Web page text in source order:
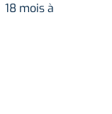
18 mois à